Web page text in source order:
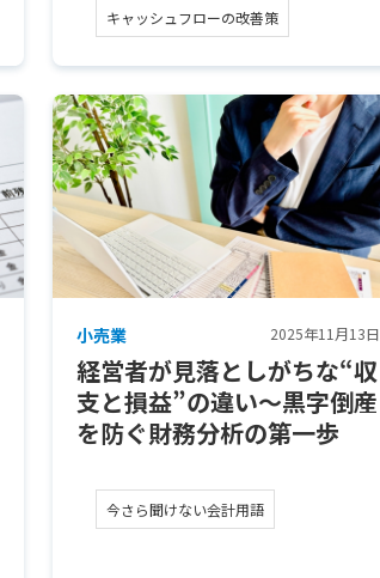
キャッシュフローの改善策
小売業 2025年11月13日
経営者が見落としがちな“収
支と損益”の違い～黒字倒産
を防ぐ財務分析の第一歩
今さら聞けない会計用語